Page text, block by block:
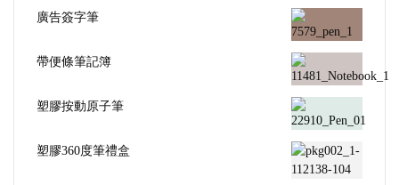
廣告簽字筆
帶便條筆記簿
塑膠按動原子筆
塑膠360度筆禮盒